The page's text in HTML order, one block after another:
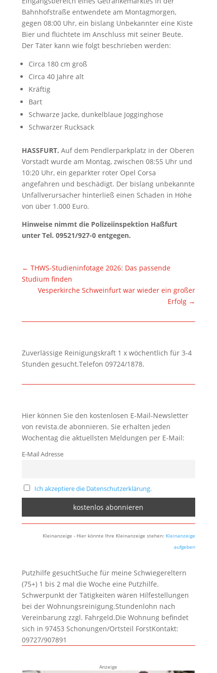
Bahnhofstraße entwendete am Montagmorgen,
gegen 08:00 Uhr, ein bislang Unbekannter eine Kiste
Bier und flüchtete im Anschluss mit seiner Beute.
Der Täter kann wie folgt beschrieben werden:
Circa 180 cm groß
Circa 40 Jahre alt
Kräftig
Bart
Schwarze Jacke, dunkelblaue Jogginghose
Schwarzer Rucksack
HASSFURT. Auf dem Pendlerparkplatz in der Oberen
Vorstadt wurde am Montag, zwischen 08:55 Uhr und
10:20 Uhr, ein geparkter roter Opel Corsa
angefahren und beschädigt. Der bislang unbekannte
Unfallverursacher hinterließ einen Schaden in Höhe
von über 1.000 Euro.
Hinweise nimmt die Polizeiinspektion Haßfurt
unter Tel. 09521/927-0 entgegen.
← THWS-Studieninfotage 2026: Das passende
Studium finden
Vesperkirche Schweinfurt war wieder ein großer
Erfolg →
Zuverlässige Reinigungskraft 1 x wöchentlich für 3-4
Stunden gesucht.Telefon 09724/1878.
Hier können Sie den kostenlosen E-Mail-Newsletter
von revista.de abonnieren. Sie erhalten jeden
Wochentag die aktuellsten Meldungen per E-Mail:
E-Mail Adresse
Ich akzeptiere die Datenschutzerklärung.
Kleinanzeige - Hier könnte Ihre Kleinanzeige stehen: Kleinanzeige
aufgeben
Putzhilfe gesuchtSuche für meine Schwiegereltern
(75+) 1 bis 2 mal die Woche eine Putzhilfe.
Schwerpunkt der Tätigkeiten wären Hilfestellungen
bei der Wohnungsreinigung.Stundenlohn nach
Vereinbarung zzgl. Fahrgeld.Die Wohnung befindet
sich in 97453 Schonungen/Ortsteil ForstKontakt:
09727/907891
Anzeige